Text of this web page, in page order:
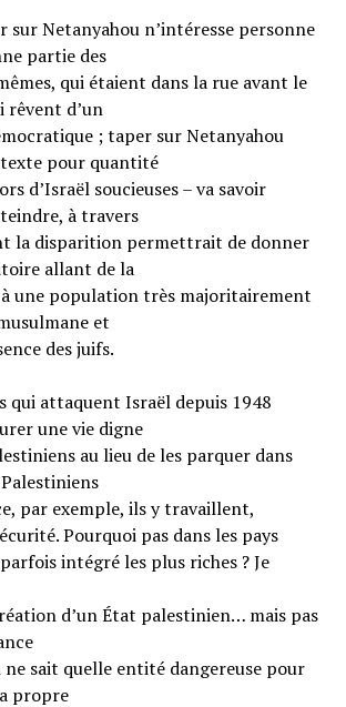
sur Netanyahou n’intéresse personne
partie des
qui étaient dans la rue avant le
rêvent d’un
; taper sur Netanyahou
pour quantité
d’Israël soucieuses – va savoir
à travers
la disparition permettrait de donner
allant de la
une population très majoritairement
et
des juifs.
qui attaquent Israël depuis 1948
une vie digne
au lieu de les parquer dans
par exemple, ils y travaillent,
Pourquoi pas dans les pays
intégré les plus riches ? Je
d’un État palestinien… mais pas
ne sait quelle entité dangereuse pour
propre